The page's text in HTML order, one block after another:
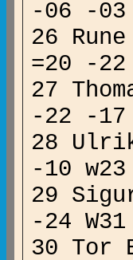
-06 -
26
=20 -
27
-22 -
28
-10
29
-24
30